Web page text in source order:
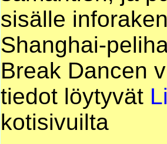
sisälle
Shanghai-
Break Dancen
tiedot löytyvät
kotisivuilta